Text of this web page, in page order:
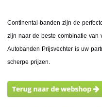
Continental banden zijn de
zijn naar de beste combinatie van
Autobanden Prijsvechter is uw
scherpe prijzen.